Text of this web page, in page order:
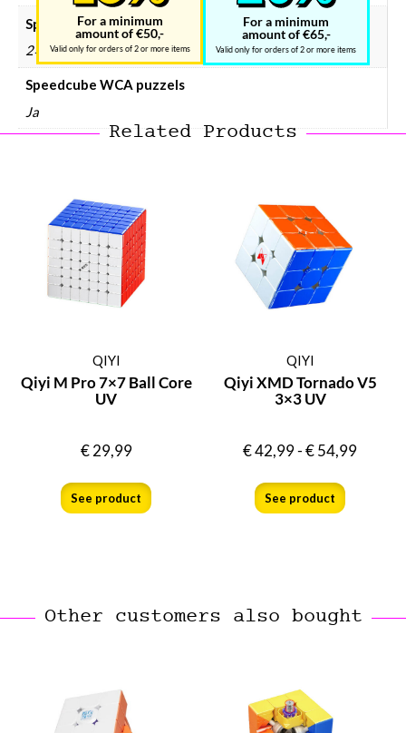
Speedcube type
2×2
Speedcube WCA puzzels
Ja
For a minimum
amount of €50,-
Valid only for orders of 2 or more items
For a minimum
amount of €65,-
Valid only for orders of 2 or more items
Related Products
QIYI
Qiyi M Pro 7×7 Ball Core
UV
€29,99
See product
QIYI
Qiyi XMD Tornado V5
3×3 UV
€42,99-€54,99
See product
Other customers also bought